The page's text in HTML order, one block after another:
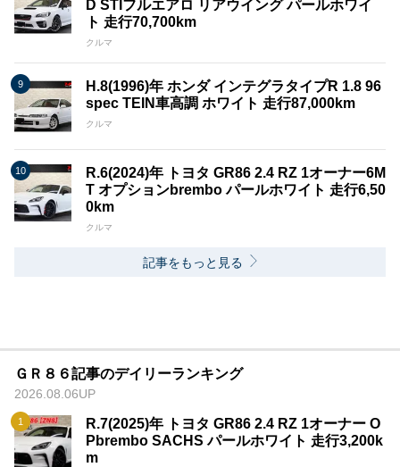
D STIフルエアロ リアウイング パールホワイ
ト 走行70,700km
クルマ
H.8(1996)年 ホンダ インテグラタイプR 1.8 96
spec TEIN車高調 ホワイト 走行87,000km
クルマ
R.6(2024)年 トヨタ GR86 2.4 RZ 1オーナー6M
T オプションbrembo パールホワイト 走行6,50
0km
クルマ
記事をもっと見る
ＧＲ８６記事のデイリーランキング
2026.08.06UP
R.7(2025)年 トヨタ GR86 2.4 RZ 1オーナー O
Pbrembo SACHS パールホワイト 走行3,200k
m